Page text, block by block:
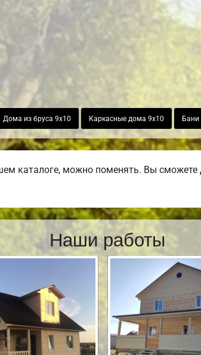
Дома из бруса 9х10 Каркасные дома 9х10 Бани
каталоге, можно поменять. Вы сможете
Наши работы